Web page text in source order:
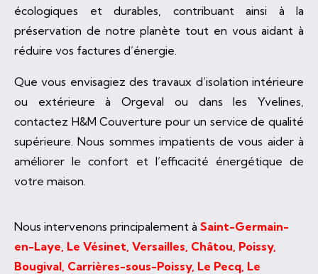
écologiques et durables, contribuant ainsi à la
préservation de notre planète tout en vous aidant à
réduire vos factures d’énergie.
Que vous envisagiez des travaux d’isolation intérieure
ou extérieure à Orgeval ou dans les Yvelines,
contactez H&M Couverture pour un service de qualité
supérieure. Nous sommes impatients de vous aider à
améliorer le confort et l’efficacité énergétique de
votre maison.
Nous intervenons principalement à Saint-Germain-
en-Laye, Le Vésinet, Versailles, Châtou, Poissy,
Bougival, Carrières-sous-Poissy, Le Pecq, Le